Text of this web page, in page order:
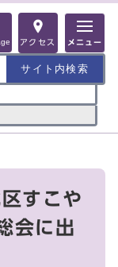
アクセス メニュー
すこや
会に出